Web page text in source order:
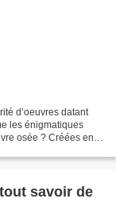
d’oeuvres datant
les énigmatiques
osée ? Créées en
savoir de